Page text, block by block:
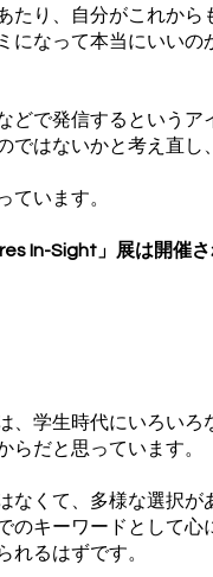
り、自分がこれから
になって本当にいい
で発信するというア
ではないかと考え直
ています。
In-Sight」展は開催さ
学生時代にいろいろ
らだと思っています。
くて、多様な選択が
のキーワードとして
れるはずです。